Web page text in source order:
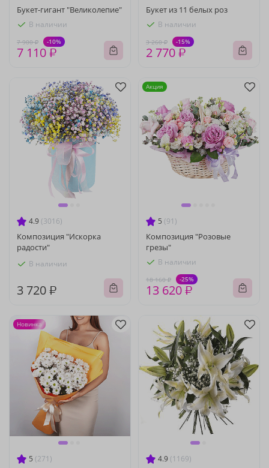
Букет-гигант "Великолепие"
В наличии
7 900 ₽ -10%
7 110 ₽
Букет из 11 белых роз
В наличии
3 260 ₽ -15%
2 770 ₽
4.9 (3016)
Композиция "Искорка
радости"
В наличии
3 720 ₽
5 (91)
Композиция "Розовые
грезы"
В наличии
18 160 ₽ -25%
13 620 ₽
Акция
5 (271)
Новинка
4.9 (1169)